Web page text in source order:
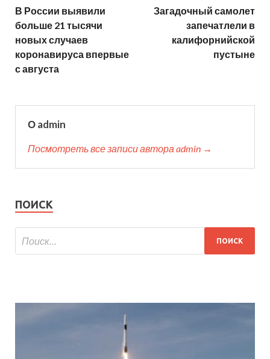
В России выявили
больше 21 тысячи
новых случаев
коронавируса впервые
с августа
Загадочный самолет
запечатлели в
калифорнийской
пустыне
О admin
Посмотреть все записи автора admin →
ПОИСК